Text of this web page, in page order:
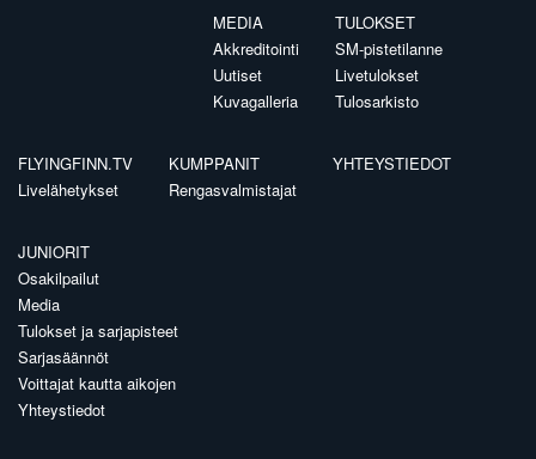
MEDIA
Akkreditointi
Uutiset
Kuvagalleria
TULOKSET
SM-pistetilanne
Livetulokset
Tulosarkisto
FLYINGFINN.TV
Livelähetykset
KUMPPANIT
Rengasvalmistajat
YHTEYSTIEDOT
JUNIORIT
Osakilpailut
Media
Tulokset ja sarjapisteet
Sarjasäännöt
Voittajat kautta aikojen
Yhteystiedot